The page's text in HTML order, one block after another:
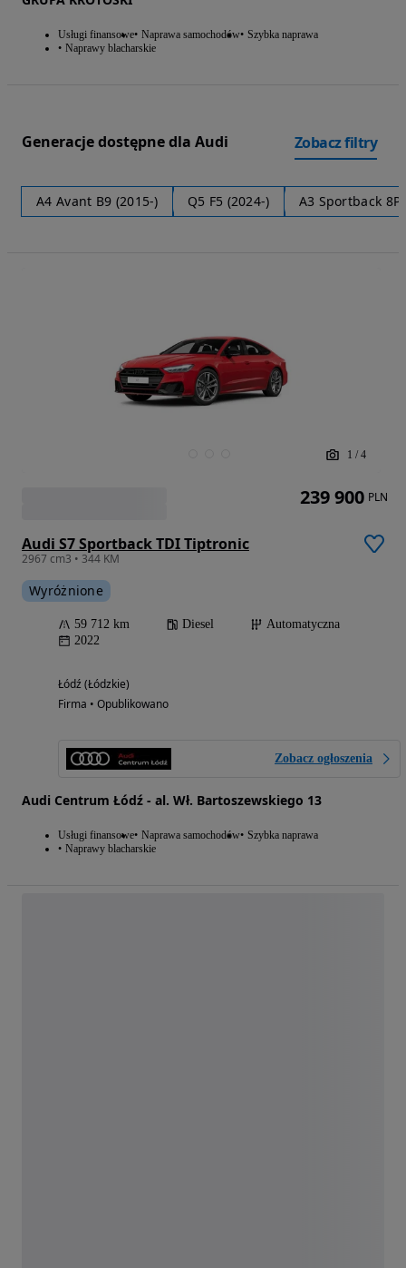
Usługi finansowe Naprawa samochodów Szybka naprawa
Naprawy blacharskie
Generacje dostępne dla Audi Zobacz filtry
A4 Avant B9 (2015-) Q5 F5 (2024-) A3 Sportback 8P
1 / 4
Audi S7 Sportback TDI Tiptronic
2967 cm3 • 344 KM
Wyróżnione
59 712 km Diesel
Automatyczna
2022
Łódź (Łódzkie)
Firma • Opublikowano
Zobacz ogłoszenia
Audi Centrum Łódź - al. Wł. Bartoszewskiego 13
Usługi finansowe Naprawa samochodów Szybka naprawa
Naprawy blacharskie
239 900 PLN